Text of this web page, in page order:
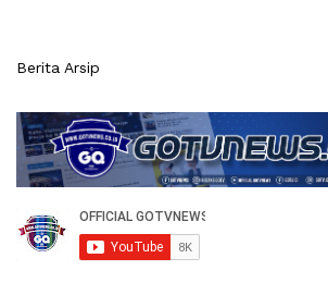
Berita Arsip